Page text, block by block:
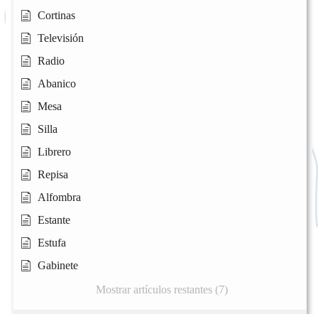
Cortinas
Televisión
Radio
Abanico
Mesa
Silla
Librero
Repisa
Alfombra
Estante
Estufa
Gabinete
Mostrar artículos restantes (7)